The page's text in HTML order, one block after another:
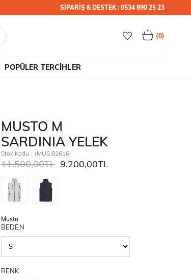
SİPARİŞ & DESTEK : 0534 890 25 23
0
POPÜLER TERCİHLER
MUSTO M
SARDINIA YELEK
Stok Kodu (MUS.82616)
11.500,00TL 9.200,00TL
Musto
BEDEN
RENK